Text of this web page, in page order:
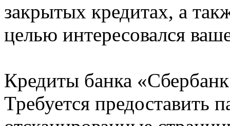
закрытых кредитах, а
целью интересовался
Кредиты банка
Требуется предоставить